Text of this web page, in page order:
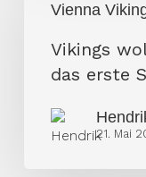
Vienna
AFLE-
Auftakt
erste
Statement
Vikings
das erste
21. Mai